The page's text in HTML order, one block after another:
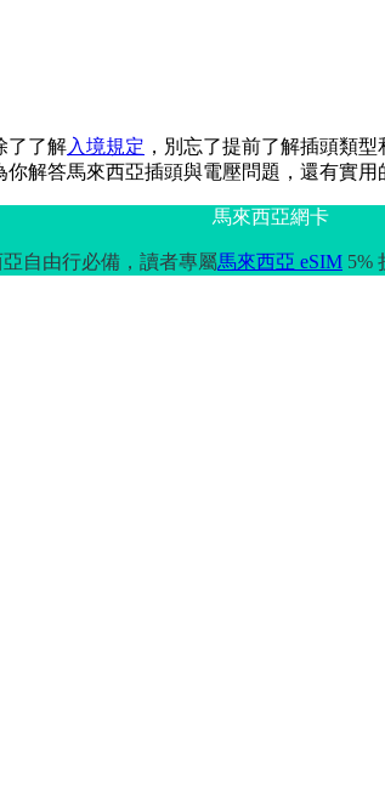
了了解入境規定 ，別忘了提前了解插頭類
解答馬來西亞插頭與電壓問題，還有實用
馬來西亞網卡
自由行必備，讀者專屬馬來西亞 eSIM 5%